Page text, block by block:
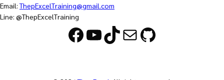
Email:ThepExcelTraining@gmail.com
Line: @ThepExcelTraining
Facebook YouTube TikTok Mail GitHub